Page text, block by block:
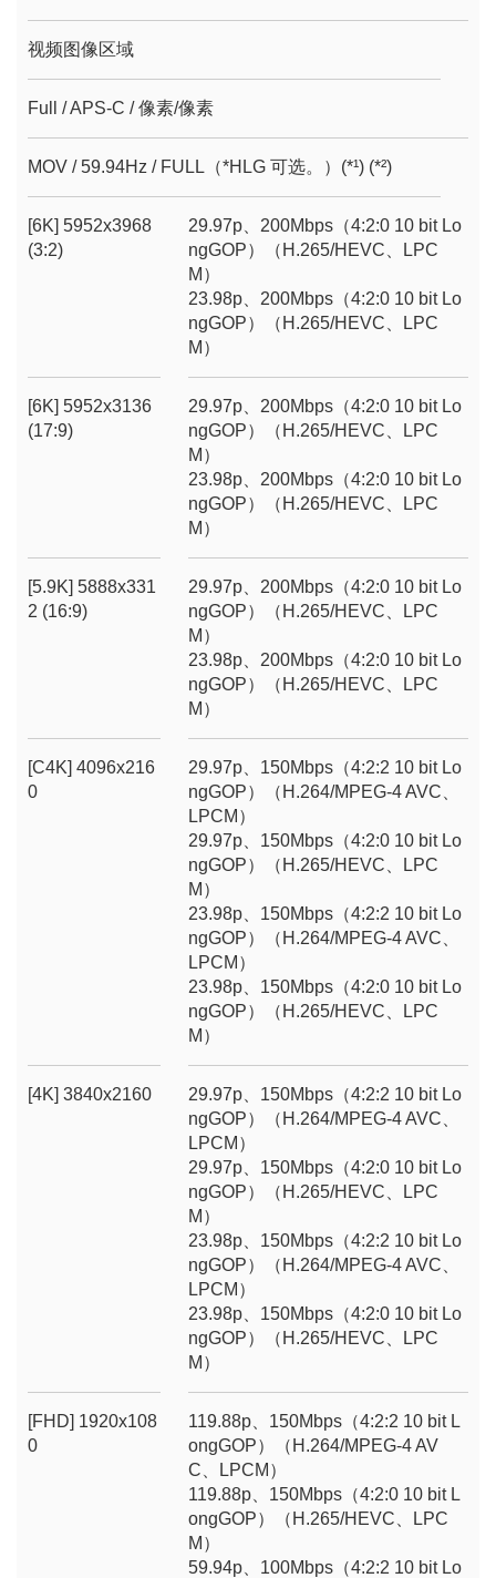
视频图像区域
Full / APS-C / 像素/像素
MOV / 59.94Hz / FULL（*HLG 可选。）(*¹) (*²)
[6K] 5952x3968
(3:2)
29.97p、200Mbps（4:2:0 10 bit Lo
ngGOP）（H.265/HEVC、LPC
M）
23.98p、200Mbps（4:2:0 10 bit Lo
ngGOP）（H.265/HEVC、LPC
M）
[6K] 5952x3136
(17:9)
29.97p、200Mbps（4:2:0 10 bit Lo
ngGOP）（H.265/HEVC、LPC
M）
23.98p、200Mbps（4:2:0 10 bit Lo
ngGOP）（H.265/HEVC、LPC
M）
[5.9K] 5888x331
2 (16:9)
29.97p、200Mbps（4:2:0 10 bit Lo
ngGOP）（H.265/HEVC、LPC
M）
23.98p、200Mbps（4:2:0 10 bit Lo
ngGOP）（H.265/HEVC、LPC
M）
[C4K] 4096x216
0
29.97p、150Mbps（4:2:2 10 bit Lo
ngGOP）（H.264/MPEG-4 AVC、
LPCM）
29.97p、150Mbps（4:2:0 10 bit Lo
ngGOP）（H.265/HEVC、LPC
M）
23.98p、150Mbps（4:2:2 10 bit Lo
ngGOP）（H.264/MPEG-4 AVC、
LPCM）
23.98p、150Mbps（4:2:0 10 bit Lo
ngGOP）（H.265/HEVC、LPC
M）
[4K] 3840x2160
29.97p、150Mbps（4:2:2 10 bit Lo
ngGOP）（H.264/MPEG-4 AVC、
LPCM）
29.97p、150Mbps（4:2:0 10 bit Lo
ngGOP）（H.265/HEVC、LPC
M）
23.98p、150Mbps（4:2:2 10 bit Lo
ngGOP）（H.264/MPEG-4 AVC、
LPCM）
23.98p、150Mbps（4:2:0 10 bit Lo
ngGOP）（H.265/HEVC、LPC
M）
[FHD] 1920x108
0
119.88p、150Mbps（4:2:2 10 bit L
ongGOP）（H.264/MPEG-4 AV
C、LPCM）
119.88p、150Mbps（4:2:0 10 bit L
ongGOP）（H.265/HEVC、LPC
M）
59.94p、100Mbps（4:2:2 10 bit Lo